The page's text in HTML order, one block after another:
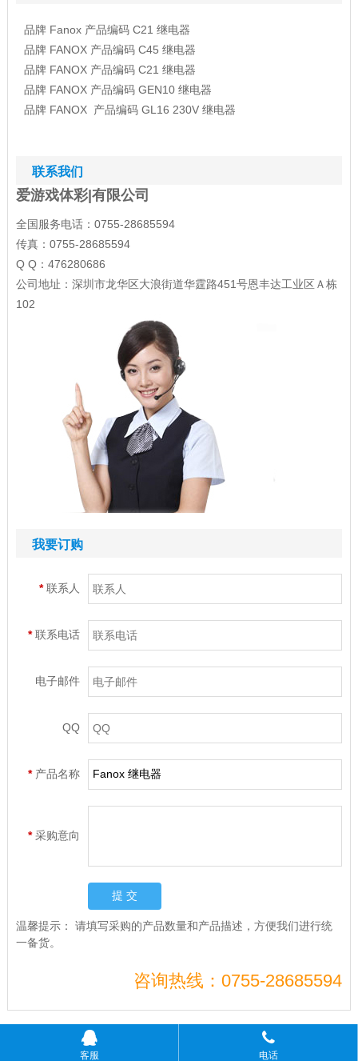
品牌 Fanox 产品编码 C21 继电器
品牌 FANOX 产品编码 C45 继电器
品牌 FANOX 产品编码 C21 继电器
品牌 FANOX 产品编码 GEN10 继电器
品牌 FANOX 产品编码 GL16 230V 继电器
联系我们
爱游戏体彩|有限公司
全国服务电话：0755-28685594
传真：0755-28685594
Q Q：476280686
公司地址：深圳市龙华区大浪街道华霆路451号恩丰达工业区Ａ栋
102
我要订购
*联系人
*联系电话
电子邮件
QQ
* 产品名称
*采购意向
温馨提示： 请填写采购的产品数量和产品描述，方便我们进行统
一备货。
咨询热线：0755-28685594
Copyright © 爱游戏体彩|有限公司 版权所有
客服 电话